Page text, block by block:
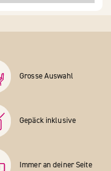
Grosse Auswahl
Gepäck inklusive
Immer an deiner Seite